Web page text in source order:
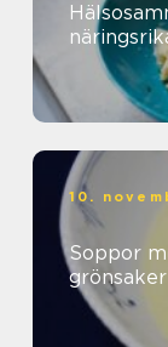
10.
Soppor
grönsaker